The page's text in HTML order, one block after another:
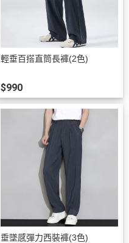
輕垂百搭直筒長褲(2色)
$990
垂墜感彈力西裝褲(3色)